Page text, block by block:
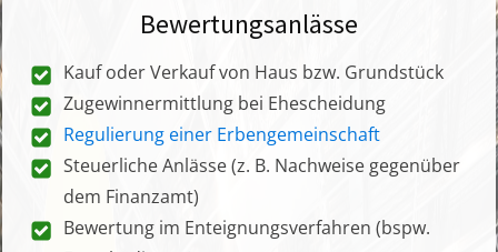
Bewertungsanlässe
Kauf oder Verkauf von Haus bzw. Grundstück
Zugewinnermittlung bei Ehescheidung
Regulierung einer Erbengemeinschaft
Steuerliche Anlässe (z. B. Nachweise gegenüber
dem Finanzamt)
Bewertung im Enteignungsverfahren (bspw.